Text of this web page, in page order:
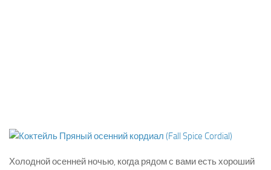
Холодной осенней ночью, когда рядом с вами есть хороший